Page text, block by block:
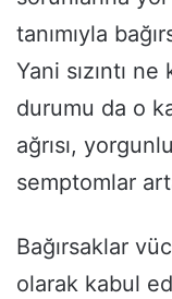
tanımıyla
Yani sızıntı
durumu da o
ağrısı,
semptomlar
Bağırsaklar
olarak kabul